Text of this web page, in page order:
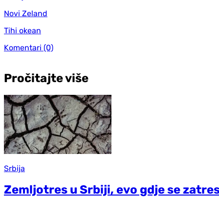
Novi Zeland
Tihi okean
Komentari (0)
Pročitajte više
Srbija
Zemljotres u Srbiji, evo gdje se